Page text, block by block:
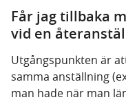
Får jag tillbaka
vid en
Utgångspunkten är
samma anställning
man hade när man